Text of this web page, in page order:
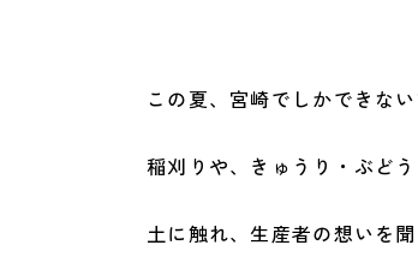
この夏、宮崎でしかできな
稲刈りや、きゅうり・ぶど
土に触れ、生産者の想いを